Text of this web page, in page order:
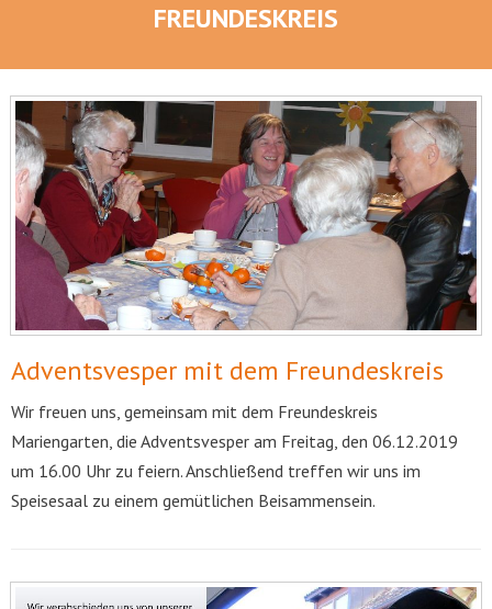
FREUNDESKREIS
Adventsvesper mit dem Freundeskreis
Wir freuen uns, gemeinsam mit dem Freundeskreis
Mariengarten, die Adventsvesper am Freitag, den 06.12.2019
um 16.00 Uhr zu feiern. Anschließend treffen wir uns im
Speisesaal zu einem gemütlichen Beisammensein.